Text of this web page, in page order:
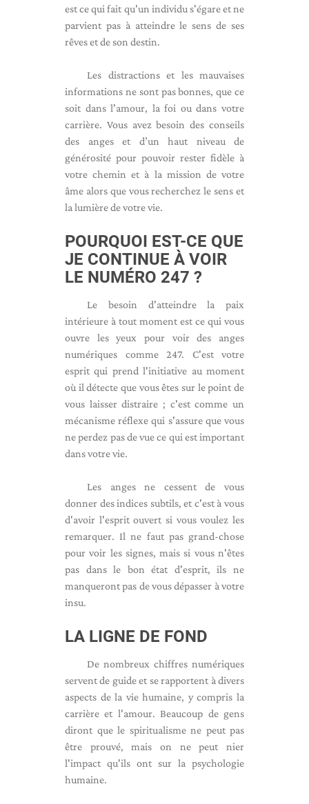
est ce qui fait qu'un individu s'égare et ne
parvient pas à atteindre le sens de ses
rêves et de son destin.
Les distractions et les mauvaises
informations ne sont pas bonnes, que ce
soit dans l'amour, la foi ou dans votre
carrière. Vous avez besoin des conseils
des anges et d’un haut niveau de
générosité pour pouvoir rester fidèle à
votre chemin et à la mission de votre
âme alors que vous recherchez le sens et
la lumière de votre vie.
POURQUOI EST-CE QUE
JE CONTINUE À VOIR
LE NUMÉRO 247 ?
Le besoin d'atteindre la paix
intérieure à tout moment est ce qui vous
ouvre les yeux pour voir des anges
numériques comme 247. C'est votre
esprit qui prend l'initiative au moment
où il détecte que vous êtes sur le point de
vous laisser distraire ; c'est comme un
mécanisme réflexe qui s'assure que vous
ne perdez pas de vue ce qui est important
dans votre vie.
Les anges ne cessent de vous
donner des indices subtils, et c'est à vous
d'avoir l'esprit ouvert si vous voulez les
remarquer. Il ne faut pas grand-chose
pour voir les signes, mais si vous n'êtes
pas dans le bon état d'esprit, ils ne
manqueront pas de vous dépasser à votre
insu.
LA LIGNE DE FOND
De nombreux chiffres numériques
servent de guide et se rapportent à divers
aspects de la vie humaine, y compris la
carrière et l'amour. Beaucoup de gens
diront que le spiritualisme ne peut pas
être prouvé, mais on ne peut nier
l'impact qu'ils ont sur la psychologie
humaine.